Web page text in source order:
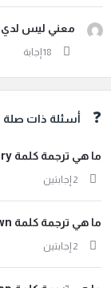
معني ليس لدي
‏‫18 إجابة
أسئلة ذات صلة
ما هي ترجمة كلمة Dry؟
‫2 إجابتين
ما هي ترجمة كلمة Drown؟
‫2 إجابتين